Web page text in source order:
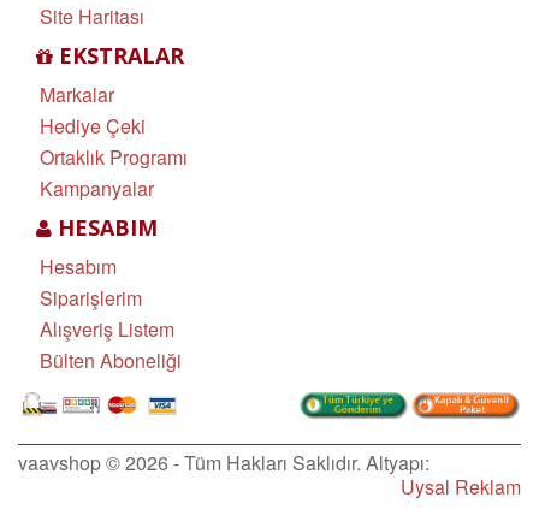
Site Haritası
EKSTRALAR
Markalar
Hediye Çeki
Ortaklık Programı
Kampanyalar
HESABIM
Hesabım
Siparişlerim
Alışveriş Listem
Bülten Aboneliği
vaavshop © 2026 - Tüm Hakları Saklıdır. Altyapı:
Uysal Reklam